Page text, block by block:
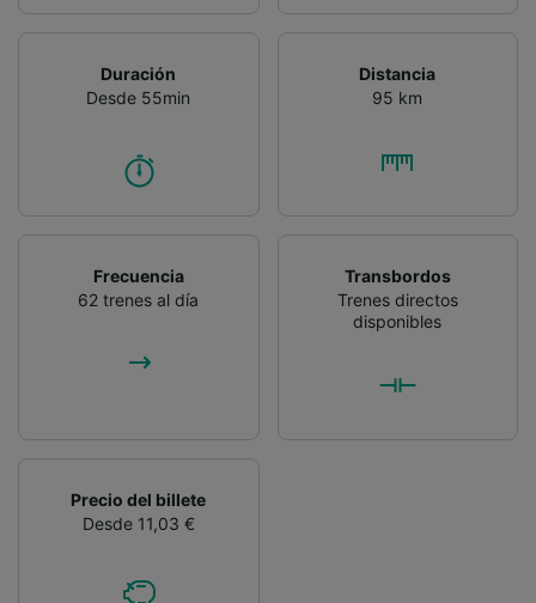
Duración
Desde 55min
Distancia
95 km
Frecuencia
62 trenes al día
Transbordos
Trenes directos
disponibles
Precio del billete
Desde 11,03 €
dispositivo y/o acceder a ella. Publicidad y
contenido personalizados, medición de
publicidad y contenido, investigación de
audiencia y desarrollo de servicios.